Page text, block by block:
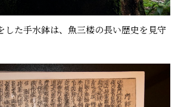
した手水鉢は、魚三楼の長い歴史を見守